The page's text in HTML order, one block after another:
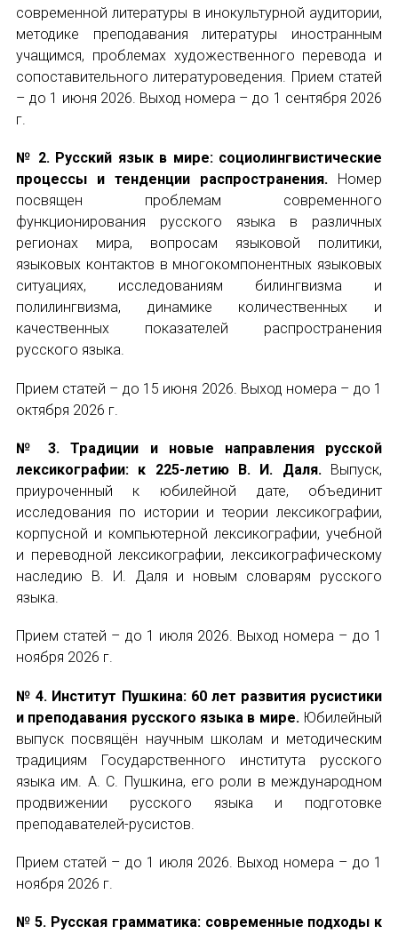
Научно-практические семинары по
Международная конференция по РКИ в
Семинар в Абу-Даби: Русский язык и
Комплексное исследование
Международный форум TERRA RUSISTICA в
«Вопросы русского языка в юридических
Конференция по переводу в Малаге
Год Ф.М. Достоевского: обзор мероприятий
Международный образовательно-
Форум в Гаване «Русская литература в
Мобильное приложение TORFL GO
БИБЛИОТЕКА МАПРЯЛ
+7 953 347-74-80
современной литературы в инокультурной аудитории,
методике преподавания литературы иностранным
учащимся, проблемах художественного перевода и
сопоставительного литературоведения. Прием статей
– до 1 июня 2026. Выход номера – до 1 сентября 2026
г.
№ 2. Русский язык в мире: социолингвистические
процессы и тенденции распространения. Номер
посвящен проблемам современного
функционирования русского языка в различных
регионах мира, вопросам языковой политики,
языковых контактов в многокомпонентных языковых
ситуациях, исследованиям билингвизма и
полилингвизма, динамике количественных и
качественных показателей распространения
русского языка.
Прием статей – до 15 июня 2026. Выход номера – до 1
октября 2026 г.
№ 3. Традиции и новые направления русской
лексикографии: к 225-летию В. И. Даля.Выпуск,
приуроченный к юбилейной дате, объединит
исследования по истории и теории лексикографии,
корпусной и компьютерной лексикографии, учебной
и переводной лексикографии, лексикографическому
наследию В. И. Даля и новым словарям русского
языка.
Прием статей – до 1 июля 2026. Выход номера – до 1
ноября 2026 г.
№ 4. Институт Пушкина: 60 лет развития русистики
и преподавания русского языка в мире. Юбилейный
выпуск посвящён научным школам и методическим
традициям Государственного института русского
языка им. А. С. Пушкина, его роли в международном
продвижении русского языка и подготовке
преподавателей-русистов.
Прием статей – до 1 июля 2026. Выход номера – до 1
ноября 2026 г.
№ 5. Русская грамматика: современные подходы к
ИМЯ
СООБЩЕНИЕ
E-MAIL
Подписаться